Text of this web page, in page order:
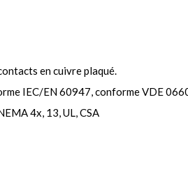
en cuivre plaqué.
IEC/EN 60947, conforme VDE
4x, 13, UL, CSA